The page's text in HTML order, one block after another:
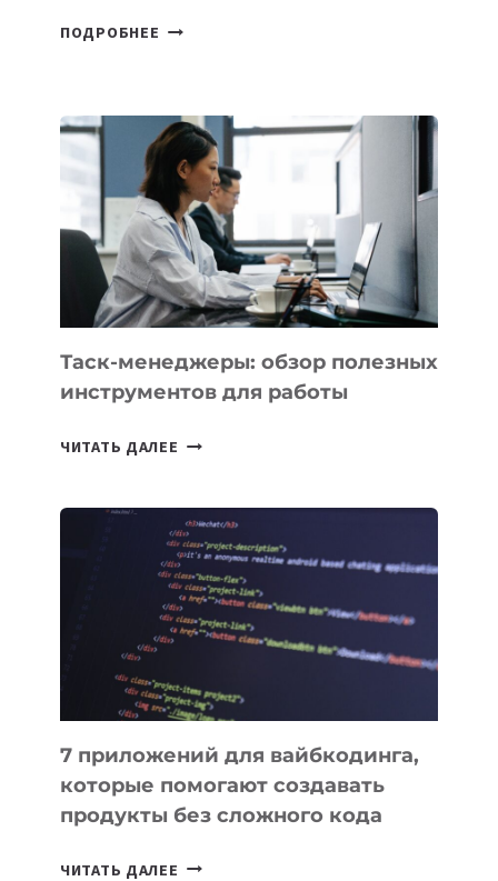
ПОДРОБНЕЕ ДЖЕФФ
PROMETHEUS
ДЛЯ
СОЗДАНИЯ
«ИСКУССТВЕННОГО
ИНЖЕНЕРА»
Таск-менеджеры: обзор полезных
инструментов для работы
ЧИТАТЬ ДАЛЕЕ ТАСК-
ПОЛЕЗНЫХ
ИНСТРУМЕНТОВ
ДЛЯ
РАБОТЫ
7 приложений для вайбкодинга,
которые помогают создавать
продукты без сложного кода
ЧИТАТЬ ДАЛЕЕ